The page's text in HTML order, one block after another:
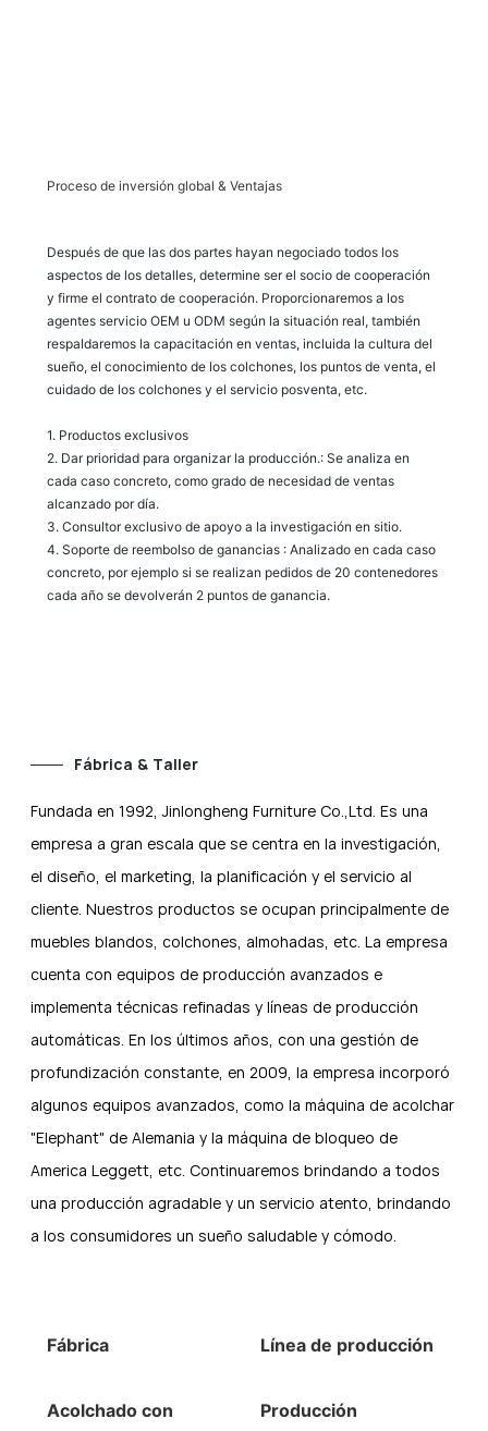
Proceso de inversión global & Ventajas
Después de que las dos partes hayan negociado todos los
aspectos de los detalles, determine ser el socio de cooperación
y firme el contrato de cooperación. Proporcionaremos a los
agentes servicio OEM u ODM según la situación real, también
respaldaremos la capacitación en ventas, incluida la cultura del
sueño, el conocimiento de los colchones, los puntos de venta, el
cuidado de los colchones y el servicio posventa, etc.
1. Productos exclusivos
2. Dar prioridad para organizar la producción.: Se analiza en
cada caso concreto, como grado de necesidad de ventas
alcanzado por día.
3. Consultor exclusivo de apoyo a la investigación en sitio.
4. Soporte de reembolso de ganancias : Analizado en cada caso
concreto, por ejemplo si se realizan pedidos de 20 contenedores
cada año se devolverán 2 puntos de ganancia.
Fábrica & Taller
Fundada en 1992, Jinlongheng Furniture Co.,Ltd. Es una
empresa a gran escala que se centra en la investigación,
el diseño, el marketing, la planificación y el servicio al
cliente. Nuestros productos se ocupan principalmente de
muebles blandos, colchones, almohadas, etc. La empresa
cuenta con equipos de producción avanzados e
implementa técnicas refinadas y líneas de producción
automáticas. En los últimos años, con una gestión de
profundización constante, en 2009, la empresa incorporó
algunos equipos avanzados, como la máquina de acolchar
"Elephant" de Alemania y la máquina de bloqueo de
America Leggett, etc. Continuaremos brindando a todos
una producción agradable y un servicio atento, brindando
a los consumidores un sueño saludable y cómodo.
Fábrica Línea de producción
Acolchado con
Producción